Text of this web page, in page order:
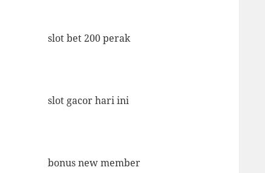
slot bet 200 perak
slot gacor hari ini
bonus new member